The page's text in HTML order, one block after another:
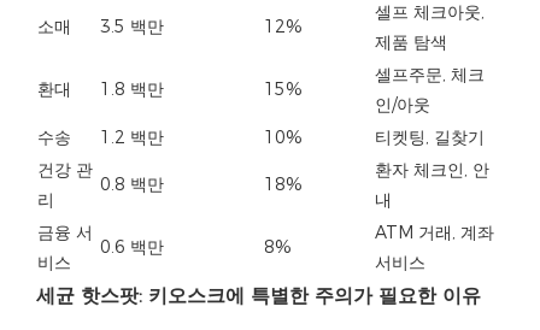
소매 3.5 백만 12%
셀프 체크아웃,
제품 탐색
환대 1.8 백만 15%
셀프주문, 체크
인/아웃
수송
1.2 백만 10%
티켓팅, 길찾기
건강 관
리
0.8 백만 18%
환자 체크인, 안
내
금융 서
비스
0.6 백만 8%
ATM 거래, 계좌
서비스
세균 핫스팟: 키오스크에 특별한 주의가 필요한 이유